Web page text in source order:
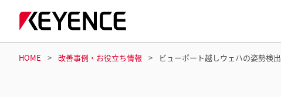
HOME 改善事例・お役立ち情報 ビューポート越しウェハの姿勢検出